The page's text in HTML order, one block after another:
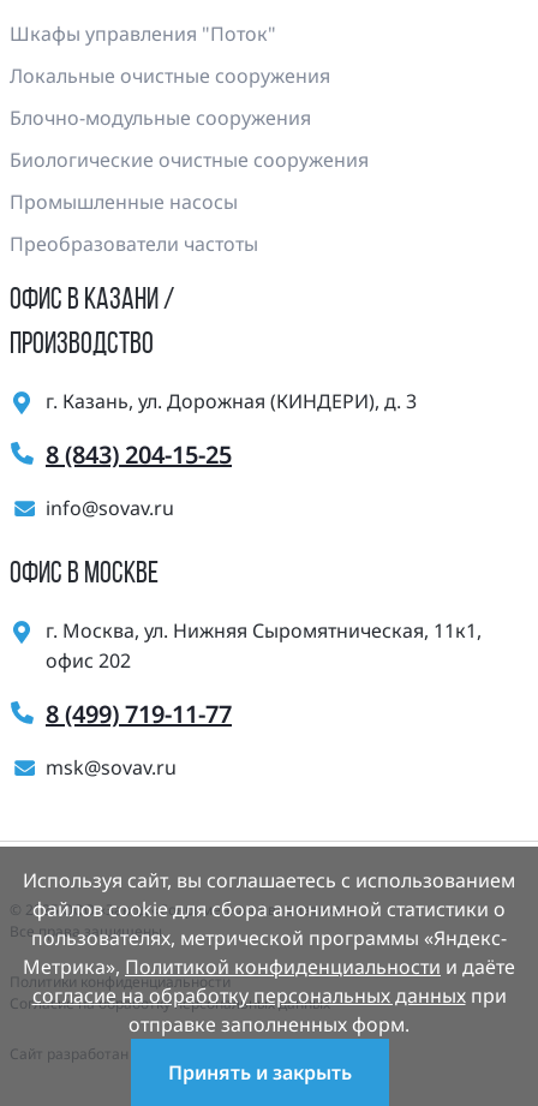
Шкафы управления "Поток"
Локальные очистные сооружения
Блочно-модульные сооружения
Биологические очистные сооружения
Промышленные насосы
Преобразователи частоты
ОФИС В КАЗАНИ /
ПРОИЗВОДСТВО
г. Казань, ул. Дорожная (КИНДЕРИ), д. 3
8 (843) 204-15-25
info@sovav.ru
ОФИС В МОСКВЕ
г. Москва, ул. Нижняя Сыромятническая, 11к1,
офис 202
8 (499) 719-11-77
msk@sovav.ru
© 2025 ООО «Завод «Современная Автоматика».
Все права защищены.
Политики конфиденциальности
Согласие на обработку персональных данных
Cайт разработан
Используя сайт, вы соглашаетесь с использованием
файлов cookie для сбора анонимной статистики о
пользователях, метрической программы «Яндекс-
Метрика», Политикой конфиденциальности и даёте
согласие на обработку персональных данныхпри
отправке заполненных форм.
Принять и закрыть